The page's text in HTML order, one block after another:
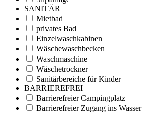
SANITÄR
Mietbad
privates Bad
Einzelwaschkabinen
Wäschewaschbecken
Waschmaschine
Wäschetrockner
Sanitärbereiche für Kinder
BARRIEREFREI
Barrierefreier Campingplatz
Barrierefreier Zugang ins Wasser